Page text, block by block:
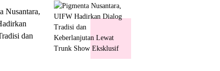
Nusantara,
dan